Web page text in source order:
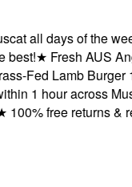
days of the week.★
★Fresh AUS Angus
Lamb Burger
across Muscat.
free returns &